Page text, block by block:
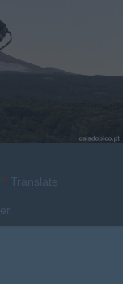
Translate
.